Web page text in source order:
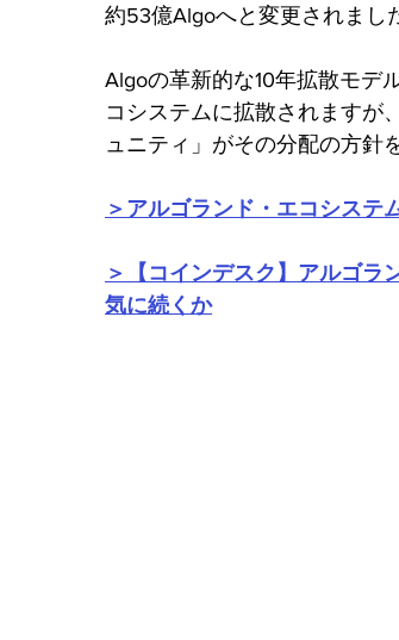
約53億Algoへと変更されまし
Algoの革新的な10年拡散モデ
コシステムに拡散されますが
ュニティ」がその分配の方針
＞アルゴランド・エコシステ
＞【コインデスク】アルゴ
気に続くか